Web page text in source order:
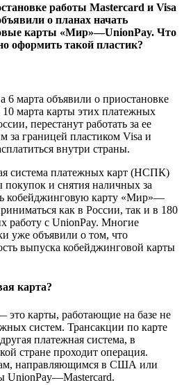
работы Mastercard и Visa
о планах начать
карты «Мир»—UnionPay. Что
оформить такой пластик?
6 марта объявили о приостановке
марта карты этих платежных
перестанут работать за ее
границей пластиком Visa и
внутри страны.
система платежных карт (НСПК)
покупок и снятия наличных за
кобейджинговую карту «Мир»—
как в России, так и в 180
работу с UnionPay. Многие
уже объявили о том, что
выпуска кобейджинговой карты
карта?
карты, работающие на базе не
систем. Трансакции по карте
платежная система, в
стране проходит операция.
направляющимся в США или
UnionPay—Mastercard.